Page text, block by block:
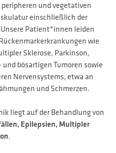
und vegetativen
einschließlich der
Patient*innen leiden
wie
Sklerose, Parkinson,
bösartigen Tumoren sowie
Nervensystems, etwa an
und Schmerzen.
liegt auf der Behandlung von
Epilepsien, Multipler
.